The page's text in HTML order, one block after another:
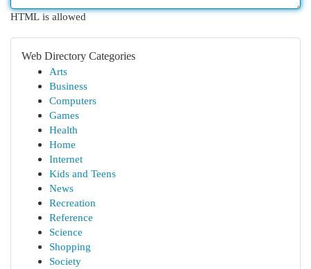
HTML is allowed
Web Directory Categories
Arts
Business
Computers
Games
Health
Home
Internet
Kids and Teens
News
Recreation
Reference
Science
Shopping
Society